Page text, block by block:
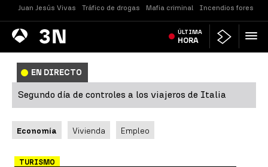
Juan Jesús Vivas Tráfico de drogas Mafia criminal Incendios
Antena
3 Noticias ÚLTIMA
HORA
EN DIRECTO
Segundo día de controles a los viajeros de Italia
Economía Vivienda Empleo
TURISMO